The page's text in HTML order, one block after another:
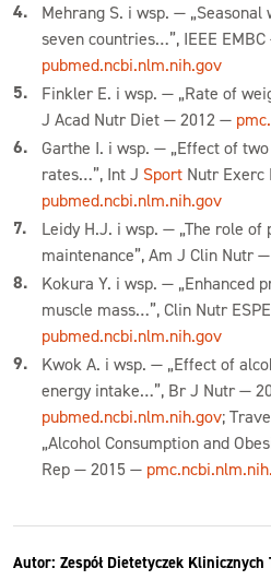
Mehrang S. i wsp. —
seven countries…”, IEEE
pubmed.ncbi.nlm.nih.gov
Finkler E. i wsp. — „Rate of
J Acad Nutr Diet — 2012 —
Garthe I. i wsp. — „Effect of
rates…”, Int J Sport Nutr
pubmed.ncbi.nlm.nih.gov
Leidy H.J. i wsp. — „The role
maintenance”, Am J Clin Nutr
Kokura Y. i wsp. — „Enhanced
muscle mass…”, Clin Nutr
pubmed.ncbi.nlm.nih.gov
Kwok A. i wsp. — „Effect of
energy intake…”, Br J Nutr —
pubmed.ncbi.nlm.nih.gov;
„Alcohol Consumption and
Rep — 2015 —
Autor: Zespół Dietetyczek